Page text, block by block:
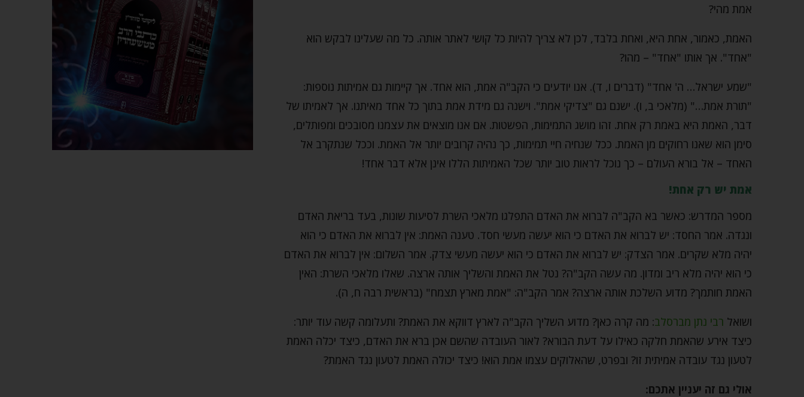
אמת מהי?
האמת, כאמור, אחת היא, ואחת בלבד, לכן לא צריך להיות כל קושי לאתר אותה. כל מה שעלינו לבקש הוא
"אחד". אך אותו "אחד" – מהו?
"שמע ישראל… ה' אחד" (דברים ו, ד). אנו יודעים כי הקב"ה אמת, הוא אחד. אך קיימות גם אמיתות נוספות:
"תורת אמת…" (מלאכי ב, ו). ישנם גם "צדיקי אמת". וישנה גם מידת אמת בתוך כל אחד מאיתנו. אך לאמיתו של
דבר, האמת היא באמת רק אחת. זהו מושג התמימות, הפשטות. אם אנו מוצאים את עצמנו מסובכים ומפותלים,
סימן הוא שאנו רחוקים מן האמת. ככל שנחיה חיי תמימות, כך נהיה קרובים יותר אל האמת. וככל שנתקרב אל
האחד – אל בורא העולם – כך נוכל לראות טוב יותר שכל האמיתות הללו אינן אלא דבר אחד!
אמת יש רק אחת!
מספר המדרש: כאשר בא הקב"ה לברוא את האדם התפלגו מלאכי השרת לסיעות שונות, בעד בריאת האדם
ונגדה. אמר החסד: יש לברוא את האדם כי הוא יעשה מעשי חסד. טענה האמת: אין לברוא את האדם כי הוא
יהיה מלא שקרים. אמר הצדק: יש לברוא את האדם כי הוא יעשה מעשי צדק. אמר השלום: אין לברוא את האדם
כי הוא יהיה מלא ריב ומדון. מה עשה הקב"ה? נטל את האמת והשליך אותה ארצה. שאלו מלאכי השרת: האין
האמת חותמך? מדוע השלכת אותה ארצה? אמר הקב"ה: "אמת מארץ תצמח" (בראשית רבה ח, ה).
ושואל רבי נתן מברסלב: מה קרה כאן? מדוע השליך הקב"ה לארץ דווקא את האמת? ותעלומה קשה עוד יותר:
כיצד אירע שהאמת חלקה כאילו על דעת הבורא? לאור העובדה שהשם אכן ברא את האדם, כיצד יכלה האמת
לטעון נגד עובדה אמיתית זו? ובפרט, שהאלוקים עצמו אמת הוא! כיצד יכולה האמת לטעון נגד האמת?
אולי גם זה יעניין אתכם: